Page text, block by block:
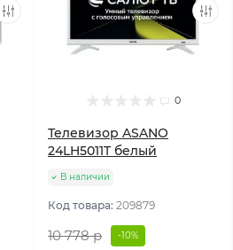
0
Телевизор ASANO
24LH5011T белый
В наличии
Код товара: 209879
10 778 р -10%